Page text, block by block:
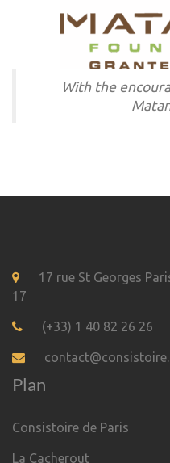
With the
17 rue St Georges
17
(+33) 1 40 82 26 26
Plan
Consistoire de Paris
La Cacherout